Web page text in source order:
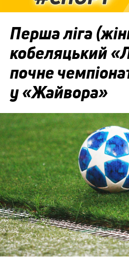
Перша ліга
кобеляцький
почне
у «Жайвора»